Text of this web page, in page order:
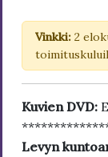
Vinkki: 2
Kuvien DVD:
Levyn